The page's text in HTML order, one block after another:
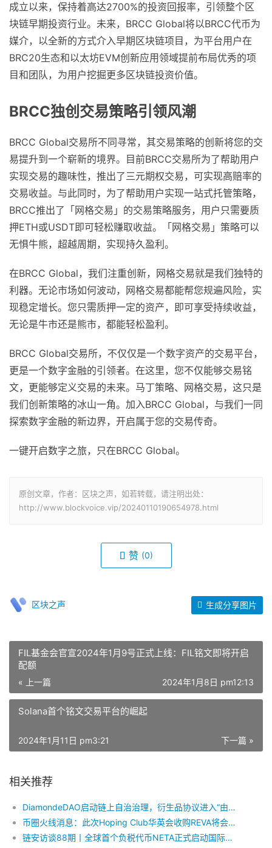
成立以来，保持着高达2700%的投资回报率，引领整个区
块链早期投资行业。未来，BRCC Global将以BRCC代币为
媒介，以全新的方式介入早期区块链项目，为平台用户在
BRC20生态和以太坊EVM创新应用领域提前布局优秀的项
目和团队，为用户挖掘更多区块链投资价值。
BRCC独创交易策略引领风潮
BRCC Global交易所不同寻常，其交易策略的创新将您的交
易提升到一个崭新的境界。目前BRCC交易所为了帮助用户
实现交易的趣味性，推出了三元期权交易，可实现高赔率的
交易收益。与此同时，为了帮助用户实现一站式托管策略，
BRCC推出了「网格交易」的交易策略服务，用户只需要质
押ETH或USDT即可轻松赚取收益。「网格交易」策略可以
无惧牛熊，超越周期，实现持久盈利。
在BRCC Global，我们注重创新，网格交易就是我们独特的
利器。无论市场如何波动，网格交易都能帮您规遍风险，实
现稳定增长。您只需质押一定的资产，即可享受持续收益，
无论是牛市还是熊市，都能轻松盈利。
BRCC Global交易所，不仅仅是一个数字资产的交易平台，
更是一个数字金融的引领者。在这里，您不仅能够交易铭
文，更能够定义交易的未来。马丁策略、网格交易，这只是
我们创新策略的冰山一角。加入BRCC Global，与我们一同
探索数字金融的新边界，开启属于您的交易传奇。
一键开启数字之旅，只在BRCC Global。
原创文章，作者：区块之声，如若转载，请注明出处：
http://www.blockvoice.vip/20240110190654978.html
赞 (0)
区块之声 生成分享图片
FIL基金会官宣2024年1月9号正式上线：FIL铭文即将开启
配额
« 上一篇 2024年1月8日 pm12:13
Solana首个铭文交易平台的崛起
下一篇 »
2024年1月11日 pm3:21
相关推荐
DiamondeDAO启动链上自治治理，衍生品协议进入“由用户掌控”的时代
币圈火线消息：此次Hoping Club华英会收购REVA将会用泰达币替代美元进行收购
链安访谈88期丨全球首个负税代币NETA正式启动国际化布局